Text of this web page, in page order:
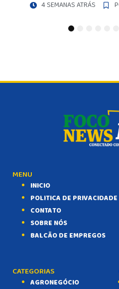
4
MENU
INICIO
POLITICA DE PRIVACIDADE
CONTATO
SOBRE NÓS
BALCÃO DE EMPREGOS
CATEGORIAS
AGRONEGÓCIO